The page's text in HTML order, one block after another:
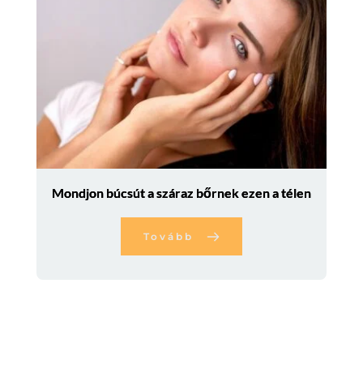
Mondjon búcsút a száraz bőrnek ezen a télen
Tovább